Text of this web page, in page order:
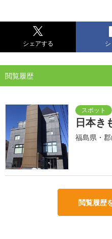
シェアする
閲覧履歴
日本き
福島県・
閲覧履歴